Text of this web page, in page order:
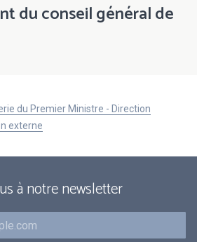
du conseil général de
du Premier Ministre - Direction
externe
à notre newsletter